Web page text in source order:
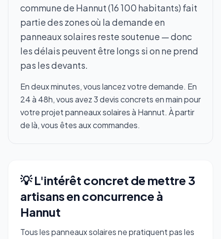
commune de Hannut (16 100 habitants) fait
partie des zones où la demande en
panneaux solaires reste soutenue — donc
les délais peuvent être longs si on ne prend
pas les devants.
En deux minutes, vous lancez votre demande. En
24 à 48h, vous avez 3 devis concrets en main pour
votre projet panneaux solaires à Hannut. À partir
de là, vous êtes aux commandes.
💡 L'intérêt concret de mettre 3
artisans en concurrence à
Hannut
Tous les panneaux solaires ne pratiquent pas les